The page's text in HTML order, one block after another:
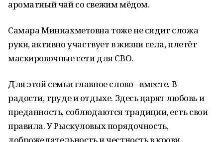
ароматный чай со свежим мёдом.
Самара Миниахметовна тоже не сидит сложа
руки, активно участвует в жизни села, плетёт
маскировочные сети для СВО.
Для этой семьи главное слово - вместе. В
радости, труде и отдыхе. Здесь царят любовь и
преданность, соблюдаются традиции, есть свои
правила. У Рыскуловых порядочность,